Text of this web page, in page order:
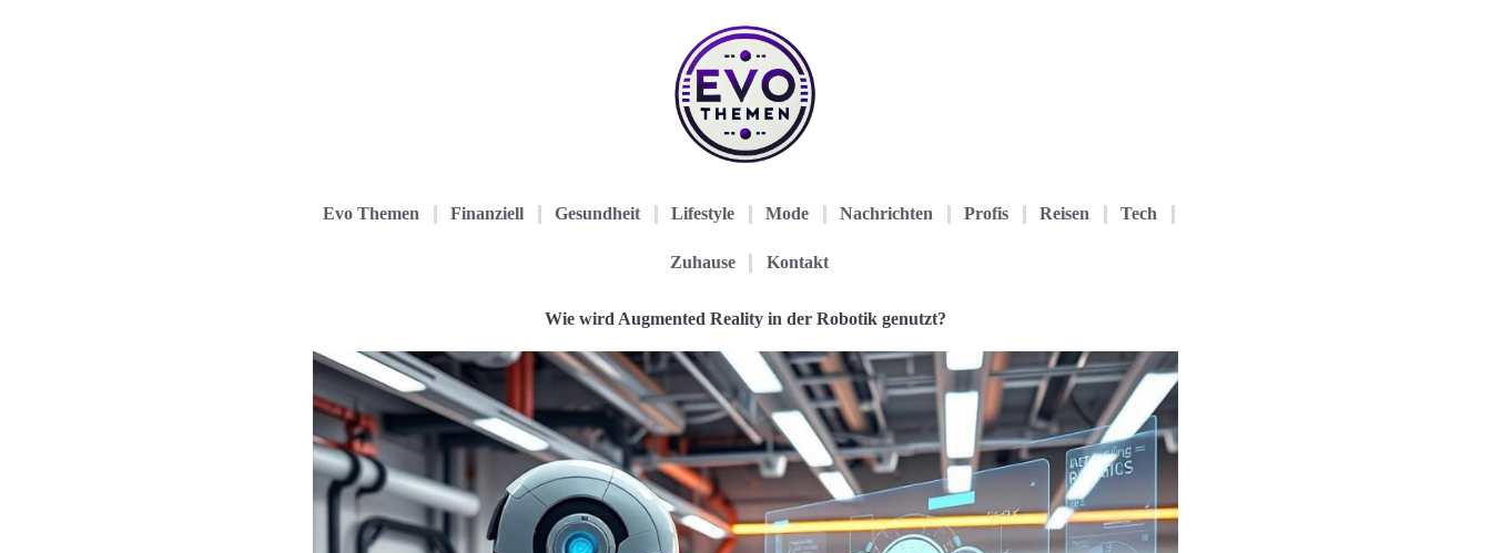
Evo Themen Finanziell Gesundheit Lifestyle Mode Nachrichten Profis Reisen Tech
Zuhause Kontakt
Wie wird Augmented Reality in der Robotik genutzt?